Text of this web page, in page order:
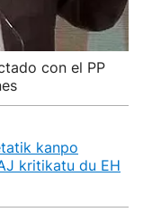
con el PP
kanpo
kritikatu du EH